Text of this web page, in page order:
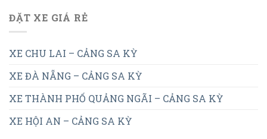
ĐẶT XE GIÁ RẺ
XE CHU LAI – CẢNG SA KỲ
XE ĐÀ NẴNG – CẢNG SA KỲ
XE THÀNH PHỐ QUẢNG NGÃI – CẢNG SA KỲ
XE HỘI AN – CẢNG SA KỲ